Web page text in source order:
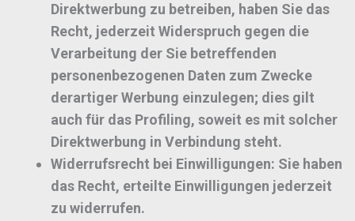
Direktwerbung zu betreiben, haben Sie das
Recht, jederzeit Widerspruch gegen die
Verarbeitung der Sie betreffenden
personenbezogenen Daten zum Zwecke
derartiger Werbung einzulegen; dies gilt
auch für das Profiling, soweit es mit solcher
Direktwerbung in Verbindung steht.
Widerrufsrecht bei Einwilligungen: Sie haben
das Recht, erteilte Einwilligungen jederzeit
zu widerrufen.